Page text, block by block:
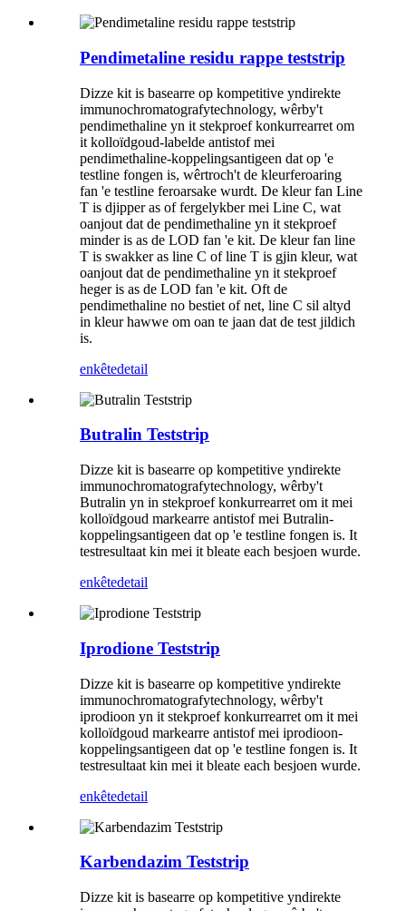
Pendimetaline residu rappe teststrip
Dizze kit is basearre op kompetitive yndirekte
immunochromatografytechnology, wêrby't
pendimethaline yn it stekproef konkurrearret om
it kolloïdgoud-labelde antistof mei
pendimethaline-koppelingsantigeen dat op 'e
testline fongen is, wêrtroch't de kleurferoaring
fan 'e testline feroarsake wurdt. De kleur fan Line
T is djipper as of fergelykber mei Line C, wat
oanjout dat de pendimethaline yn it stekproef
minder is as de LOD fan 'e kit. De kleur fan line
T is swakker as line C of line T is gjin kleur, wat
oanjout dat de pendimethaline yn it stekproef
heger is as de LOD fan 'e kit. Oft de
pendimethaline no bestiet of net, line C sil altyd
in kleur hawwe om oan te jaan dat de test jildich
is.
enkêtedetail
Butralin Teststrip
Dizze kit is basearre op kompetitive yndirekte
immunochromatografytechnology, wêrby't
Butralin yn in stekproef konkurrearret om it mei
kolloïdgoud markearre antistof mei Butralin-
koppelingsantigeen dat op 'e testline fongen is. It
testresultaat kin mei it bleate each besjoen wurde.
enkêtedetail
Iprodione Teststrip
Dizze kit is basearre op kompetitive yndirekte
immunochromatografytechnology, wêrby't
iprodioon yn it stekproef konkurrearret om it mei
kolloïdgoud markearre antistof mei iprodioon-
koppelingsantigeen dat op 'e testline fongen is. It
testresultaat kin mei it bleate each besjoen wurde.
enkêtedetail
Karbendazim Teststrip
Dizze kit is basearre op kompetitive yndirekte